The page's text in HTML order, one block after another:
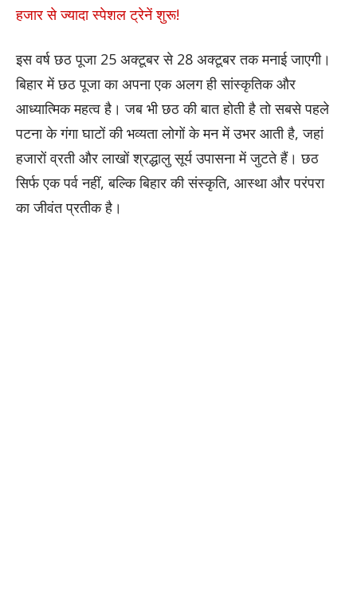
हजार से ज्यादा स्पेशल ट्रेनें शुरू!
इस वर्ष छठ पूजा 25 अक्टूबर से 28 अक्टूबर तक मनाई जाएगी।
बिहार में छठ पूजा का अपना एक अलग ही सांस्कृतिक और
आध्यात्मिक महत्व है। जब भी छठ की बात होती है तो सबसे पहले
पटना के गंगा घाटों की भव्यता लोगों के मन में उभर आती है, जहां
हजारों व्रती और लाखों श्रद्धालु सूर्य उपासना में जुटते हैं। छठ
सिर्फ एक पर्व नहीं, बल्कि बिहार की संस्कृति, आस्था और परंपरा
का जीवंत प्रतीक है।